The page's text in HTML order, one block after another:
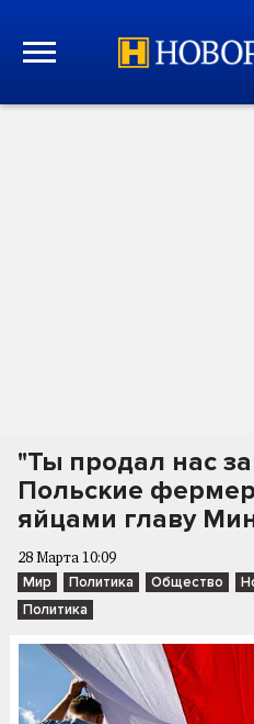
"Ты продал нас
Польские
яйцами главу
28 Марта 10:09
Мир Политика Общество
Политика